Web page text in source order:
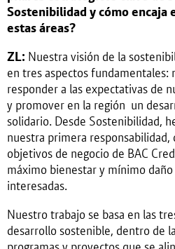
Sostenibilidad y cómo encaja
estas áreas?
ZL: Nuestra visión de la
en tres aspectos fundamentales:
responder a las expectativas de
y promover en la región un
solidario. Desde Sostenibilidad,
nuestra primera
objetivos de negocio de BAC
máximo bienestar y mínimo
interesadas.
Nuestro trabajo se basa en las
desarrollo sostenible, dentro de